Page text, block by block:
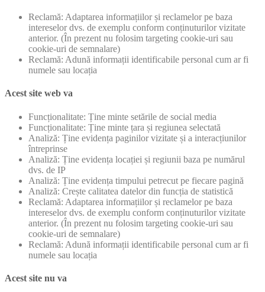
Reclamă: Adaptarea informațiilor și reclamelor pe baza
intereselor dvs. de exemplu conform conținuturilor vizitate
anterior. (În prezent nu folosim targeting cookie-uri sau
cookie-uri de semnalare)
Reclamă: Adună informații identificabile personal cum ar fi
numele sau locația
Acest site web va
Funcționalitate: Ține minte setările de social media
Funcționalitate: Ține minte țara și regiunea selectată
Analiză: Ține evidența paginilor vizitate și a interacțiunilor
întreprinse
Analiză: Ține evidența locației și regiunii baza pe numărul
dvs. de IP
Analiză: Ține evidența timpului petrecut pe fiecare pagină
Analiză: Crește calitatea datelor din funcția de statistică
Reclamă: Adaptarea informațiilor și reclamelor pe baza
intereselor dvs. de exemplu conform conținuturilor vizitate
anterior. (În prezent nu folosim targeting cookie-uri sau
cookie-uri de semnalare)
Reclamă: Adună informații identificabile personal cum ar fi
numele sau locația
Acest site nu va